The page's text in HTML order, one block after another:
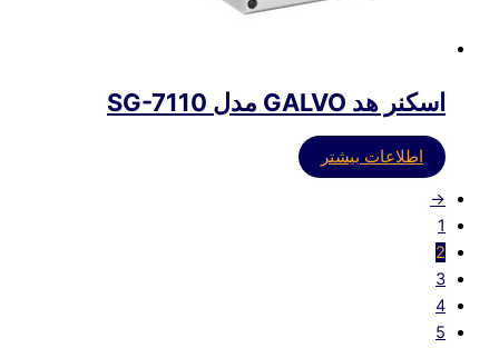
اسکنر هد GALVO مدل SG-7110
اطلاعات بیشتر
→
1
2
3
4
5